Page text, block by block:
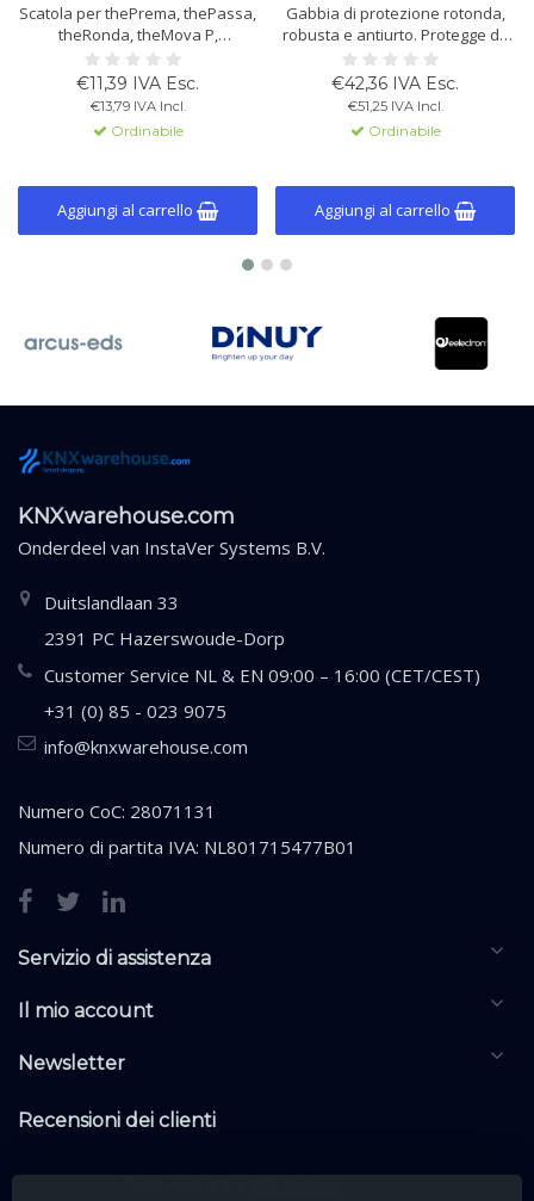
Scatola per thePrema, thePassa,
theRonda, theMova P,
PresenceLight 360, compact
office, passage e passimo.
Protezione e Ø 67,5 mm.
€11,39 IVA Esc.
€13,79 IVA Incl.
Ordinabile
Aggiungi al carrello
Gabbia di protezione rotonda,
robusta e antiurto. Protegge da
danni meccanici. Con kit di
montaggio. Altezza fino a 115
mm.
€42,36 IVA Esc.
€51,25 IVA Incl.
Ordinabile
Aggiungi al carrello
KNXwarehouse.com
Onderdeel van InstaVer Systems B.V.
Duitslandlaan 33
2391 PC Hazerswoude-Dorp
Customer Service NL & EN 09:00 – 16:00 (CET/CEST)
+31 (0) 85 - 023 9075
info@knxwarehouse.com
Numero CoC: 28071131
Numero di partita IVA: NL801715477B01
Servizio di assistenza
Il mio account
Newsletter
Recensioni dei clienti